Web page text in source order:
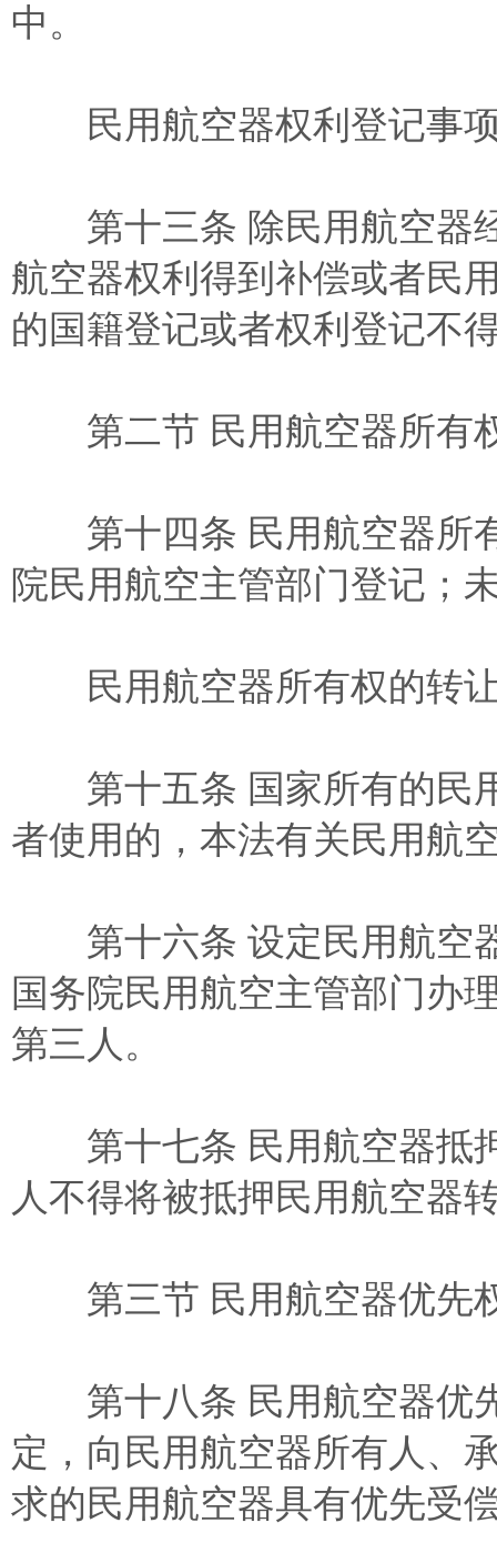
中。
民用航空器权利登记事项
第十三条 除民用航空器
航空器权利得到补偿或者民
的国籍登记或者权利登记不
第二节 民用航空器所有
第十四条 民用航空器所
院民用航空主管部门登记；
民用航空器所有权的转让
第十五条 国家所有的民
者使用的，本法有关民用航
第十六条 设定民用航空
国务院民用航空主管部门办
第三人。
第十七条 民用航空器抵
人不得将被抵押民用航空器
第三节 民用航空器优先
第十八条 民用航空器优
定，向民用航空器所有人、
求的民用航空器具有优先受